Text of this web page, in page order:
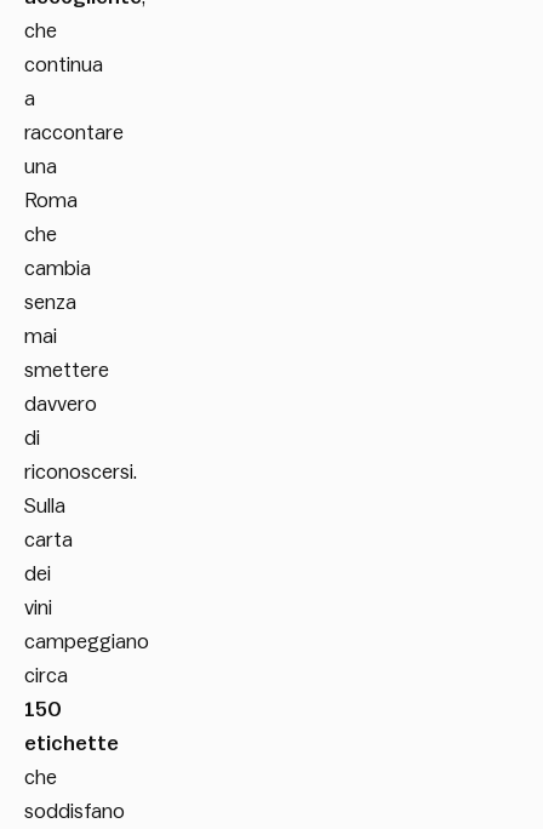
che
continua
a
raccontare
una
Roma
che
cambia
senza
mai
smettere
davvero
di
riconoscersi.
Sulla
carta
dei
vini
campeggiano
circa
150
etichette
che
soddisfano